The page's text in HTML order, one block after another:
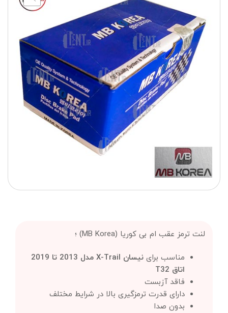
لنت ترمز عقب ام بی کوریا (MB Korea) ؛
مناسب برای
نیسان X-Trail مدل 2013 تا 2019
اتاق T32
فاقد آزبست
دارای قدرت ترمزگیری بالا در شرایط مختلف
بدون صدا